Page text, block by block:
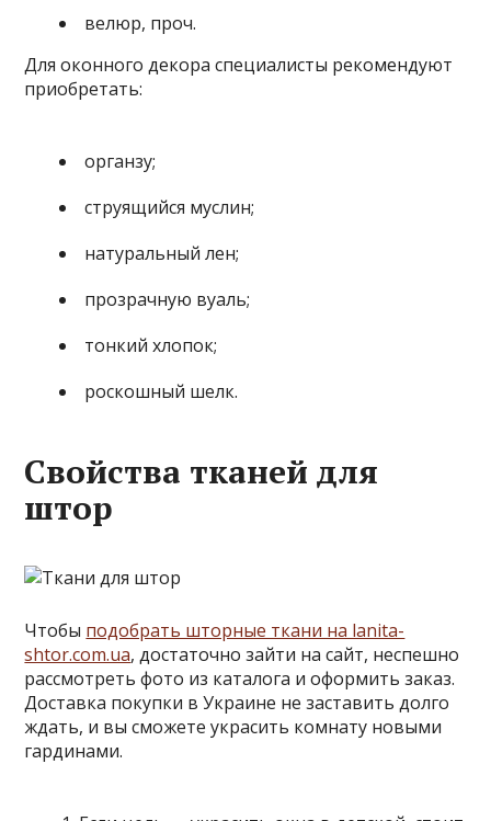
велюр, проч.
Для оконного декора специалисты рекомендуют
приобретать:
органзу;
струящийся муслин;
натуральный лен;
прозрачную вуаль;
тонкий хлопок;
роскошный шелк.
Свойства тканей для
штор
Чтобы подобрать шторные ткани на lanita-
shtor.com.ua, достаточно зайти на сайт, неспешно
рассмотреть фото из каталога и оформить заказ.
Доставка покупки в Украине не заставить долго
ждать, и вы сможете украсить комнату новыми
гардинами.